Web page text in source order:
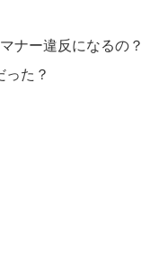
ナー違反になるの？
た？